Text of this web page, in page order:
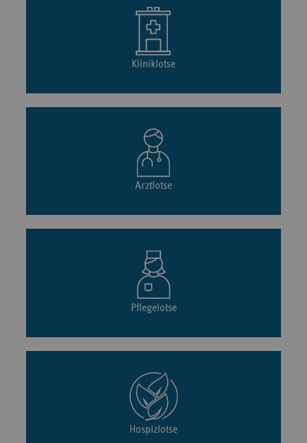
Kliniklotse
Arztlotse
Pflegelotse
Hospizlotse